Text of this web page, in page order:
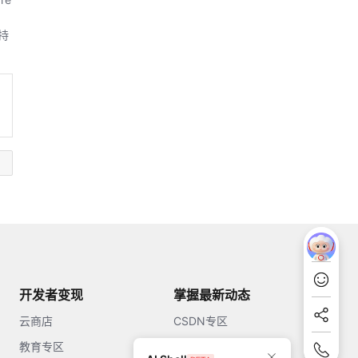
开发者变现
云商店
教育专区
掌握最新动态
CSDN专区